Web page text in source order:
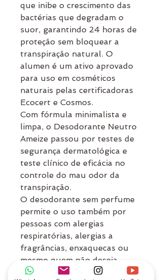
que inibe o crescimento das
bactérias que degradam o
suor, garantindo 24 horas de
proteção sem bloquear a
transpiração natural. O
alumen é um ativo aprovado
para uso em cosméticos
naturais pelas certificadoras
Ecocert e Cosmos.
Com fórmula minimalista e
limpa, o Desodorante Neutro
Ameize passou por testes de
segurança dermatológica e
teste clínico de eficácia no
controle do mau odor da
transpiração.
O desodorante sem perfume
permite o uso também por
pessoas com alergias
respiratórias, alergias a
fragrâncias, enxaquecas ou
mesmo quem não deseja
competição do desodorante